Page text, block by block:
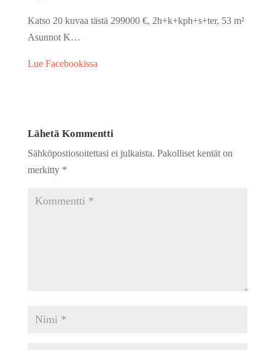
Katso 20 kuvaa tästä 299000 €, 2h+k+kph+s+ter, 53 m²
Asunnot K…
Lue Facebookissa
Lähetä Kommentti
Sähköpostiosoitettasi ei julkaista. Pakolliset kentät on
merkitty *